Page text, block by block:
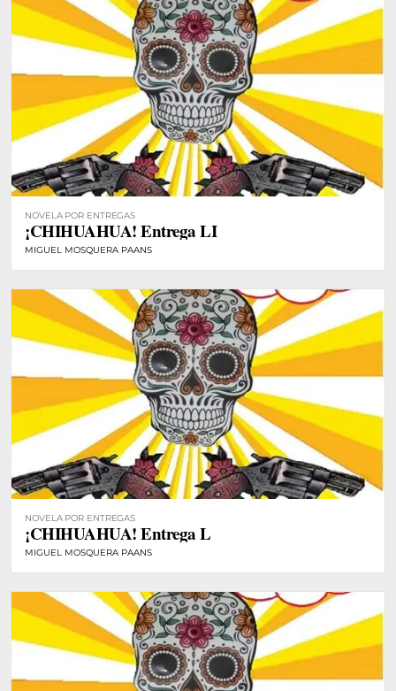
NOVELA POR ENTREGAS
¡CHIHUAHUA! Entrega LI
MIGUEL MOSQUERA PAANS
NOVELA POR ENTREGAS
¡CHIHUAHUA! Entrega L
MIGUEL MOSQUERA PAANS